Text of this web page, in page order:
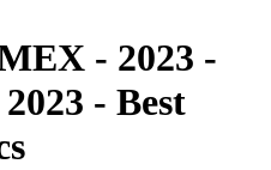
- 2023 -
- Best